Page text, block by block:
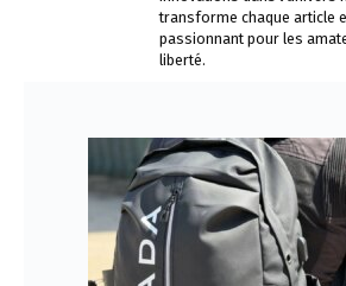
transforme chaque article
passionnant pour les
liberté.